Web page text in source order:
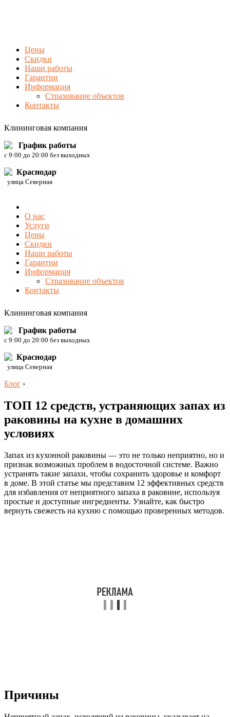
Цены
Скидки
Наши работы
Гарантии
Информация
Страхование объектов
Контакты
Клининговая компания
График работы
c 9:00 до 20:00 без выходных
Краснодар
улица Северная
О нас
Услуги
Цены
Скидки
Наши работы
Гарантии
Информация
Страхование объектов
Контакты
Клининговая компания
График работы
c 9:00 до 20:00 без выходных
Краснодар
улица Северная
Блог ›
ТОП 12 средств, устраняющих запах из
раковины на кухне в домашних
условиях
Запах из кухонной раковины — это не только неприятно, но и
признак возможных проблем в водосточной системе. Важно
устранять такие запахи, чтобы сохранить здоровье и комфорт
в доме. В этой статье мы представим 12 эффективных средств
для избавления от неприятного запаха в раковине, используя
простые и доступные ингредиенты. Узнайте, как быстро
вернуть свежесть на кухню с помощью проверенных методов.
Причины